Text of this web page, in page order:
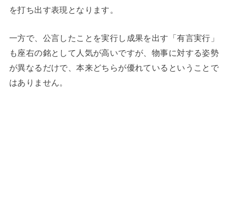
を打ち出す表現となります。
一方で、公言したことを実行し成果を出す「有言実行」
も座右の銘として人気が高いですが、物事に対する姿勢
が異なるだけで、本来どちらが優れているということで
はありません。